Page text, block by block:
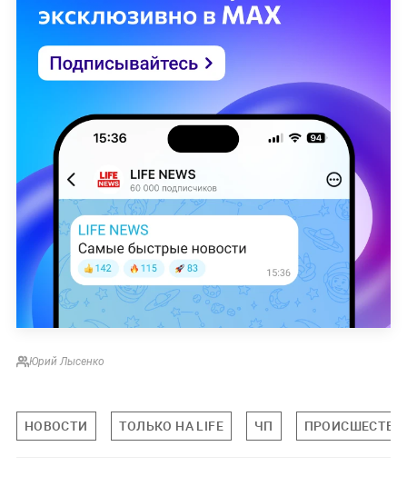
Юрий Лысенко
НОВОСТИ ТОЛЬКО НА LIFE ЧП